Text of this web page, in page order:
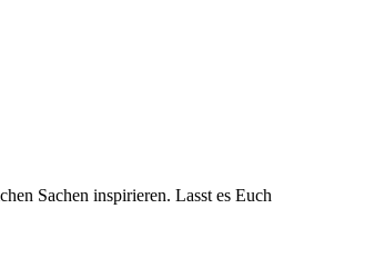
Sachen inspirieren. Lasst es Euch